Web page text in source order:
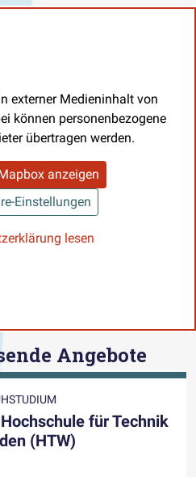
externer Medieninhalt von
können personenbezogene
übertragen werden.
anzeigen
Einstellungen
lesen
Angebote
für Technik
(HTW)